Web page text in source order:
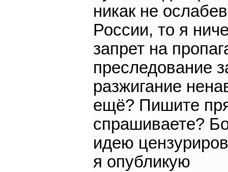
никак не
России, то я
запрет на
преследование
разжигание
ещё? Пишите
спрашиваете?
идею
я опубликую